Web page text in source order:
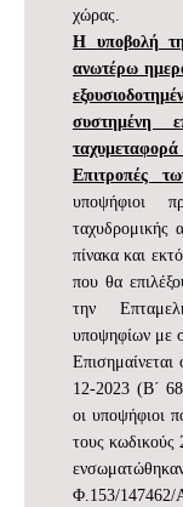
χώρας.
Η υποβολή
ανωτέρω
συστημένη
Επιτροπές
υποψήφιοι
ταχυδρομικής
πίνακα και
που θα
την
υποψηφίων με
12-2023 (Β΄
οι υποψήφιοι
τους κωδικούς
Φ.153/